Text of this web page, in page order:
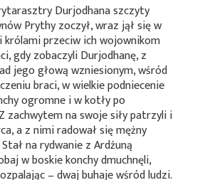
Durjodhana szczyty
Prythy zoczył, wraz jął się w
królami przeciw ich wojownikom
gdy zobaczyli Durjodhanę, z
jego głową wzniesionym, wśród
braci, w wielkie podniecenie
ogromne i w kotły po
zachwytem na swoje siły patrzyli i
a z nimi radował się mężny
na rydwanie z Ardźuną
w boskie konchy dmuchnęli,
– dwaj buhaje wśród ludzi.